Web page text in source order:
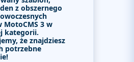
z obszernego
MotoCMS 3 w
kategorii.
że znajdziesz
potrzebne